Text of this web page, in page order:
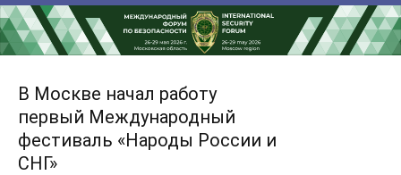
В Москве начал работу
первый Международный
фестиваль «Народы России и
СНГ»